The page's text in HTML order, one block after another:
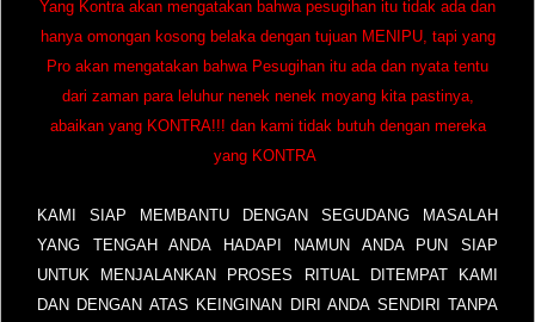
Yang Kontra akan mengatakan bahwa pesugihan itu tidak ada dan
hanya omongan kosong belaka dengan tujuan MENIPU, tapi yang
Pro akan mengatakan bahwa Pesugihan itu ada dan nyata tentu
dari zaman para leluhur nenek nenek moyang kita pastinya,
abaikan yang KONTRA!!! dan kami tidak butuh dengan mereka
yang KONTRA
KAMI SIAP MEMBANTU DENGAN SEGUDANG MASALAH
YANG TENGAH ANDA HADAPI NAMUN ANDA PUN SIAP
UNTUK MENJALANKAN PROSES RITUAL DITEMPAT KAMI
DAN DENGAN ATAS KEINGINAN DIRI ANDA SENDIRI TANPA